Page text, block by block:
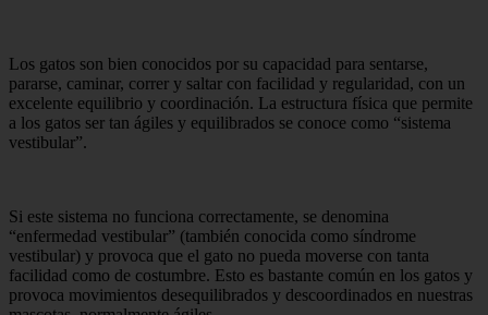
Los gatos son bien conocidos por su capacidad para sentarse,
pararse, caminar, correr y saltar con facilidad y regularidad, con un
excelente equilibrio y coordinación. La estructura física que permite
a los gatos ser tan ágiles y equilibrados se conoce como “sistema
vestibular”.
Si este sistema no funciona correctamente, se denomina
“enfermedad vestibular” (también conocida como síndrome
vestibular) y provoca que el gato no pueda moverse con tanta
facilidad como de costumbre. Esto es bastante común en los gatos y
provoca movimientos desequilibrados y descoordinados en nuestras